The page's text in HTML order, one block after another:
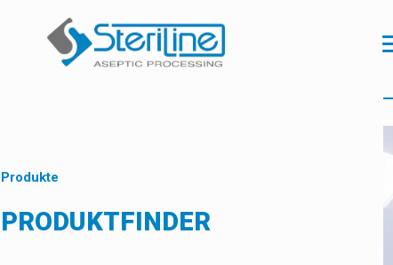
Produkte
PRODUKTFINDER